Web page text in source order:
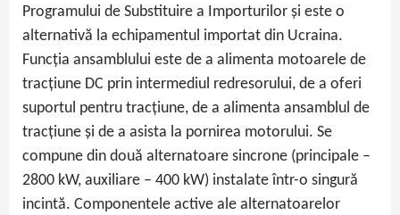
Programului de Substituire a Importurilor și este o
alternativă la echipamentul importat din Ucraina.
Funcția ansamblului este de a alimenta motoarele de
tracțiune DC prin intermediul redresorului, de a oferi
suportul pentru tracțiune, de a alimenta ansamblul de
tracțiune și de a asista la pornirea motorului. Se
compune din două alternatoare sincrone (principale –
2800 kW, auxiliare – 400 kW) instalate într-o singură
incintă. Componentele active ale alternatoarelor